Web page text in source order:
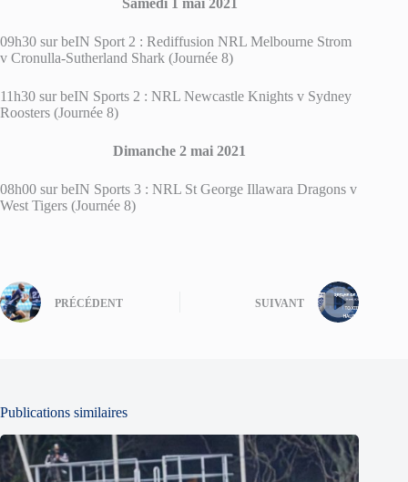
Samedi 1 mai 2021
09h30 sur beIN Sport 2 : Rediffusion NRL Melbourne Strom
v Cronulla-Sutherland Shark (Journée 8)
11h30 sur beIN Sports 2 : NRL Newcastle Knights v Sydney
Roosters (Journée 8)
Dimanche 2 mai 2021
08h00 sur beIN Sports 3 : NRL St George Illawara Dragons v
West Tigers (Journée 8)
PRÉCÉDENT SUIVANT
Publications similaires